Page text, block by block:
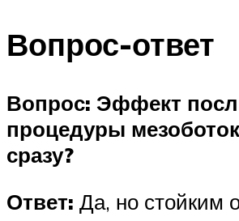
Вопрос-ответ
Вопрос: Эффект
процедуры
сразу?
Ответ: Да, но стойким